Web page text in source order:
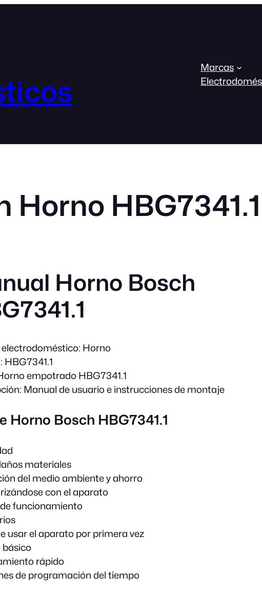
Marcas
Horno HBG7341.1
Horno Bosch
electrodoméstico: Horno
HBG7341.1
empotrado HBG7341.1
Manual de usuario e instrucciones de montaje
Horno Bosch HBG7341.1
materiales
del medio ambiente y ahorro
con el aparato
funcionamiento
usar el aparato por primera vez
básico
rápido
de programación del tiempo